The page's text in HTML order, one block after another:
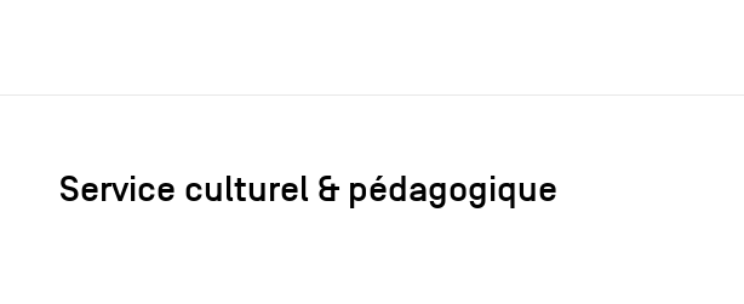
Service culturel & pédagogique